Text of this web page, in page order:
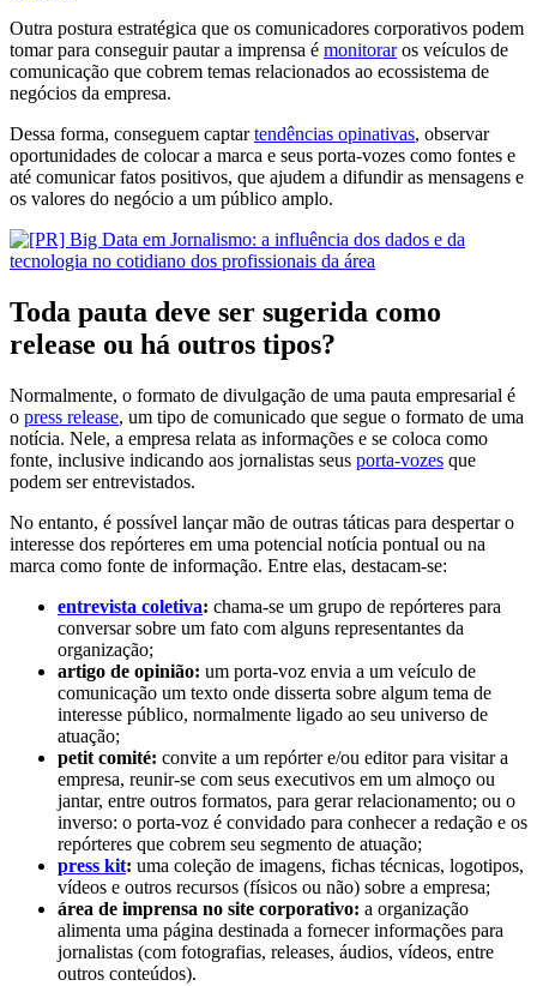
Outra postura estratégica que os comunicadores corporativos podem
tomar para conseguir pautar a imprensa é monitoraros veículos de
comunicação que cobrem temas relacionados ao ecossistema de
negócios da empresa.
Dessa forma, conseguem captartendências opinativas, observar
oportunidades de colocar a marca e seus porta-vozes como fontes e
até comunicar fatos positivos, que ajudem a difundir as mensagens e
os valores do negócio a um público amplo.
Toda pauta deve ser sugerida como
release ou há outros tipos?
Normalmente, o formato de divulgação de uma pauta empresarial é
o press release, um tipo de comunicado que segue o formato de uma
notícia. Nele, a empresa relata as informações e se coloca como
fonte, inclusive indicando aos jornalistas seus porta-vozes que
podem ser entrevistados.
No entanto, é possível lançar mão de outras táticas para despertar o
interesse dos repórteres em uma potencial notícia pontual ou na
marca como fonte de informação. Entre elas, destacam-se:
entrevista coletiva: chama-se um grupo de repórteres para
conversar sobre um fato com alguns representantes da
organização;
artigo de opinião: um porta-voz envia a um veículo de
comunicação um texto onde disserta sobre algum tema de
interesse público, normalmente ligado ao seu universo de
atuação;
petit comité: convite a um repórter e/ou editor para visitar a
empresa, reunir-se com seus executivos em um almoço ou
jantar, entre outros formatos, para gerar relacionamento; ou o
inverso: o porta-voz é convidado para conhecer a redação e os
repórteres que cobrem seu segmento de atuação;
press kit: uma coleção de imagens, fichas técnicas, logotipos,
vídeos e outros recursos (físicos ou não) sobre a empresa;
área de imprensa no site corporativo: a organização
alimenta uma página destinada a fornecer informações para
jornalistas (com fotografias, releases, áudios, vídeos, entre
outros conteúdos).